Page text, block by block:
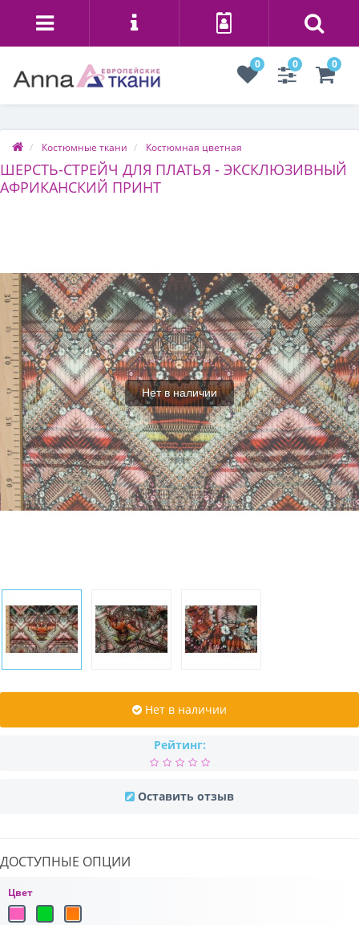
0 0 0
Костюмные ткани Костюмная цветная
ШЕРСТЬ-СТРЕЙЧ ДЛЯ ПЛАТЬЯ - ЭКСКЛЮЗИВНЫЙ
АФРИКАНСКИЙ ПРИНТ
Нет в наличии
Нет в наличии
Рейтинг:
Оставить отзыв
ДОСТУПНЫЕ ОПЦИИ
Цвет